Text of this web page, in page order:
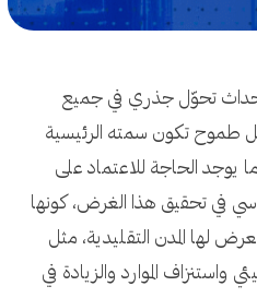
رؤية المملكة 2030 إحداث تحوّل جذري في جميع
طموح تكون سمته الرئيسية
يوجد الحاجة للاعتماد على
في تحقيق هذا الغرض، كونها
لها المدن التقليدية، مثل
واستنزاف الموارد والزيادة في